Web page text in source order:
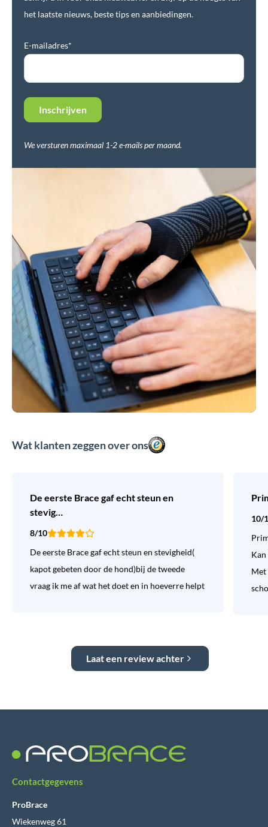
het laatste nieuws, beste tips en aanbiedingen.
E-mailadres*
We versturen maximaal 1-2 e-mails per maand.
Wat klanten zeggen over ons
De eerste Brace gaf echt steun en
stevig…
8/10
De eerste Brace gaf echt steun en stevigheid(
kapot gebeten door de hond)bij de tweede
vraag ik me af wat het doet en in hoeverre helpt
10/
Met
Laat een review achter
Contactgegevens
ProBrace
Wiekenweg 61